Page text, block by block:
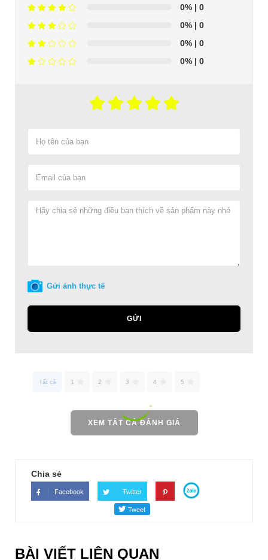
0% | 0
0% | 0
0% | 0
0% | 0
Gửi ảnh thực tế
GỬI
Tất cả 1 2 3 4 5
XEM TẤT CẢ ĐÁNH GIÁ
Chia sẻ
Facebook Twitter
BÀI VIẾT LIÊN QUAN